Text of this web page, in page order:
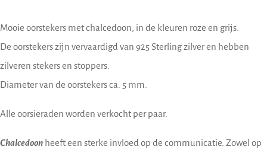
Mooie oorstekers met chalcedoon, in de kleuren roze en grijs.
De oorstekers zijn vervaardigd van 925 Sterling zilver en hebben
zilveren stekers en stoppers.
Diameter van de oorstekers ca. 5 mm.
Alle oorsieraden worden verkocht per paar.
Chalcedoon heeft een sterke invloed op de communicatie. Zowel op